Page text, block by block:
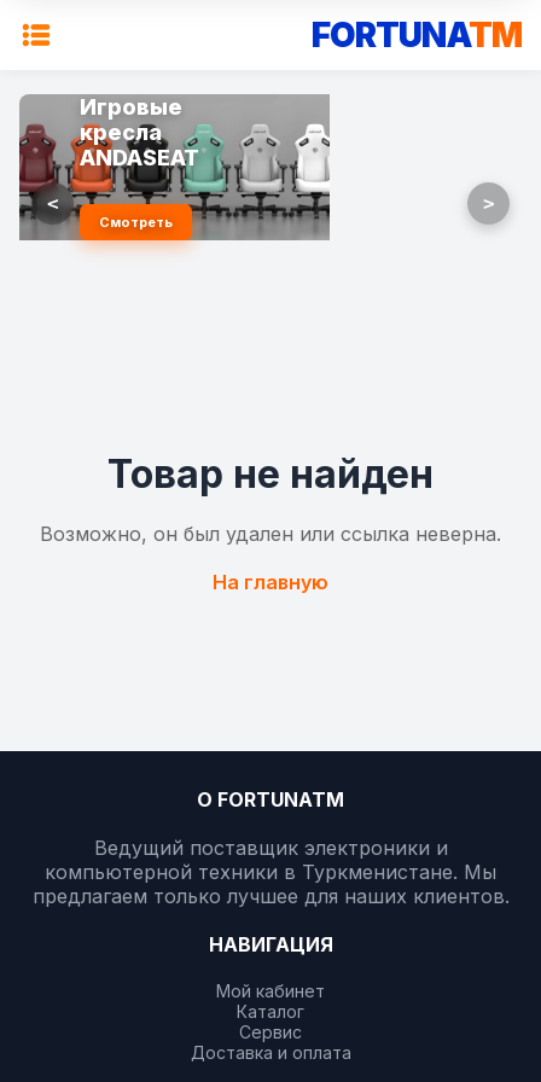
FORTUNATM
Игровые
кресла
ANDASEAT
Смотреть
< >
Товар не найден
Возможно, он был удален или ссылка неверна.
На главную
О FORTUNATM
Ведущий поставщик электроники и
компьютерной техники в Туркменистане. Мы
предлагаем только лучшее для наших клиентов.
НАВИГАЦИЯ
Мой кабинет
Каталог
Сервис
Доставка и оплата